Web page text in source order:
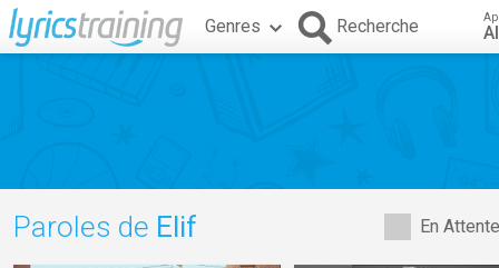
Genres Recherche
En
Paroles de Elif